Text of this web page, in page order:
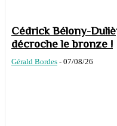
Cédrick Bélony-
décroche le bronze !
Gérald Bordes - 07/08/26